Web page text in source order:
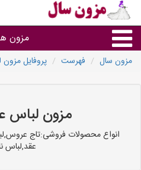
مزون
مزون سال فهرست پروفایل
مزون لباس
انواع محصولات فروشی:تاج
عقد,لباس